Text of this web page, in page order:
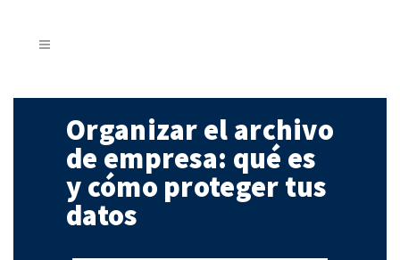
Organizar el archivo
de empresa: qué es
y cómo proteger tus
datos